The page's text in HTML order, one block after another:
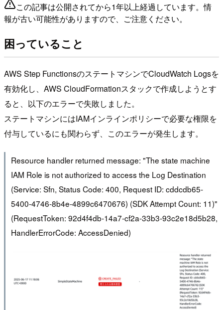
この記事は公開されてから1年以上経過しています。情
報が古い可能性がありますので、ご注意ください。
困っていること
AWS Step FunctionsのステートマシンでCloudWatch Logsを
有効化し、AWS CloudFormationスタックで作成しようとす
ると、以下のエラーで失敗しました。
ステートマシンにはIAMインラインポリシーで必要な権限を
付与しているにも関わらず、このエラーが発生します。
Resource handler returned message: "The state machine
IAM Role is not authorized to access the Log Destination
(Service: Sfn, Status Code: 400, Request ID: cddcdb65-
5400-4746-8b4e-4899c6470676) (SDK Attempt Count: 11)"
(RequestToken: 92d4f4db-14a7-cf2a-33b3-93c2e18d5b28,
HandlerErrorCode: AccessDenied)